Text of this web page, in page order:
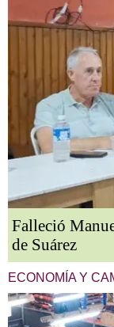
Falleció
de Suárez
ECONOMÍA Y